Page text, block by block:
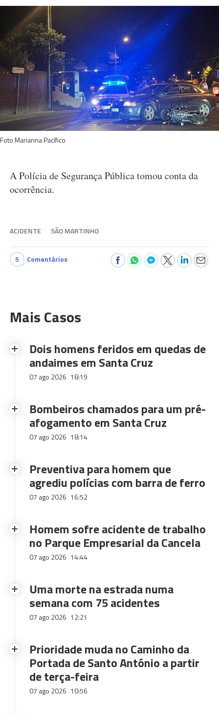
Foto Marianna Pacífico
A Polícia de Segurança Pública tomou conta da
ocorrência.
ACIDENTE SÃO MARTINHO
5 Comentários
Mais Casos
Dois homens feridos em quedas de
andaimes em Santa Cruz
07 ago 2026 18:19
Bombeiros chamados para um pré-
afogamento em Santa Cruz
07 ago 2026 18:14
Preventiva para homem que
agrediu polícias com barra de ferro
07 ago 2026 16:52
Homem sofre acidente de trabalho
no Parque Empresarial da Cancela
07 ago 2026 14:44
Uma morte na estrada numa
semana com 75 acidentes
07 ago 2026 12:21
Prioridade muda no Caminho da
Portada de Santo António a partir
de terça-feira
07 ago 2026 10:56